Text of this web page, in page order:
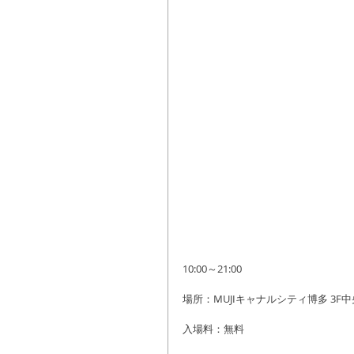
10:00～21:00
場所：MUJIキャナルシティ博多 3F
入場料：無料